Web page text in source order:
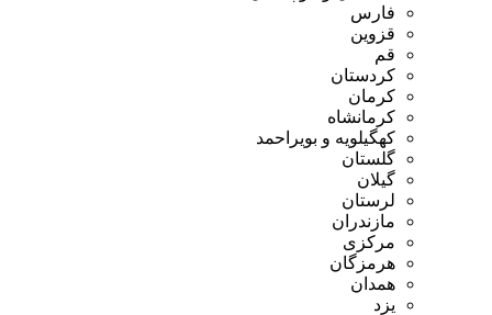
فارس
قزوین
قم
کردستان
کرمان
کرمانشاه
کهگیلویه و بویراحمد
گلستان
گیلان
لرستان
مازندران
مرکزی
هرمزگان
همدان
یزد